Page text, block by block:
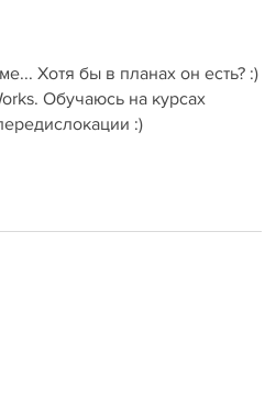
Хотя бы в планах он есть? :)
Обучаюсь на курсах
:)